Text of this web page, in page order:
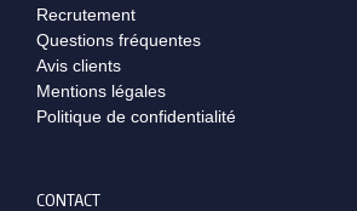
Recrutement
Questions fréquentes
Avis clients
Mentions légales
Politique de confidentialité
CONTACT